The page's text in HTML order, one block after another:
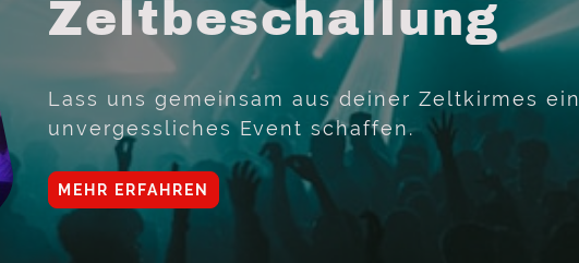
Zeltbeschallung
Lass uns gemeinsam aus deiner Zeltkirmes ein
unvergessliches Event schaffen.
MEHR ERFAHREN